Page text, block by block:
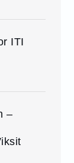
ITI
–